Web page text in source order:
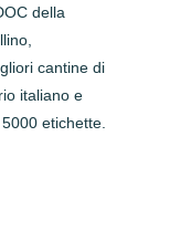
della
cantine di
italiano e
etichette.